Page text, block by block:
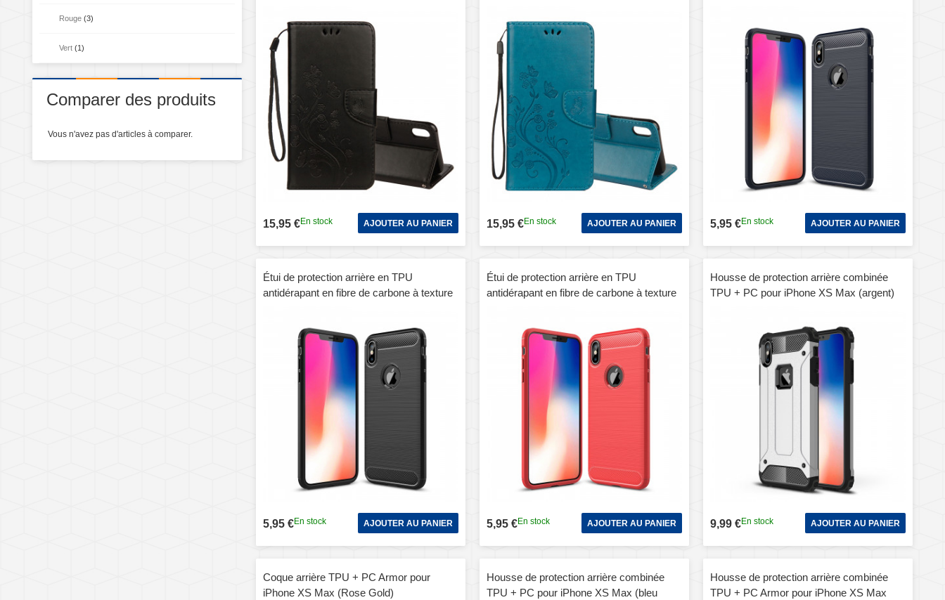
Max (noir)
15,95 €En stock AJOUTER AU PANIER
iPhone XS Max (bleu)
15,95 €En stock AJOUTER AU PANIER 5,95 €En stock AJOUTER AU PANIER
Étui de protection arrière en TPU
antidérapant en fibre de carbone à texture
5,95 €En stock AJOUTER AU PANIER
Étui de protection arrière en TPU
antidérapant en fibre de carbone à texture
5,95 €En stock AJOUTER AU PANIER
Housse de protection arrière combinée
TPU + PC pour iPhone XS Max (argent)
9,99 €En stock AJOUTER AU PANIER
Coque arrière TPU + PC Armor pour
iPhone XS Max (Rose Gold)
Housse de protection arrière combinée
TPU + PC pour iPhone XS Max (bleu
Housse de protection arrière combinée
TPU + PC Armor pour iPhone XS Max
Rouge (3)
Vert (1)
Comparer des produits
Vous n'avez pas d'articles à comparer.